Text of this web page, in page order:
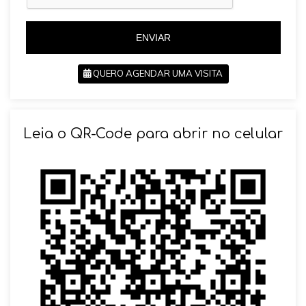
5
5
ENVIAR
QUERO AGENDAR UMA VISITA
Leia o QR-Code para abrir no celular